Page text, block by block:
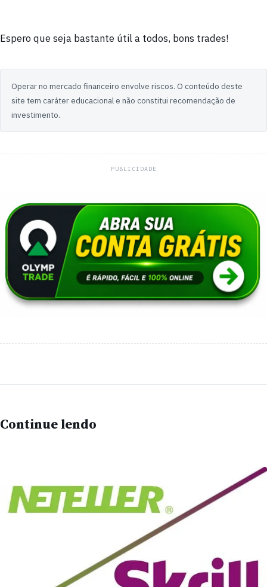
Espero que seja bastante útil a todos, bons trades!
Operar no mercado financeiro envolve riscos. O conteúdo deste
site tem caráter educacional e não constitui recomendação de
investimento.
PUBLICIDADE
Continue lendo